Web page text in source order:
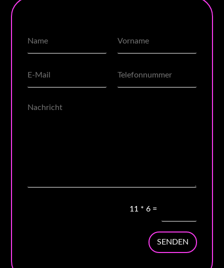
11 * 6 =
SENDEN
Laden der